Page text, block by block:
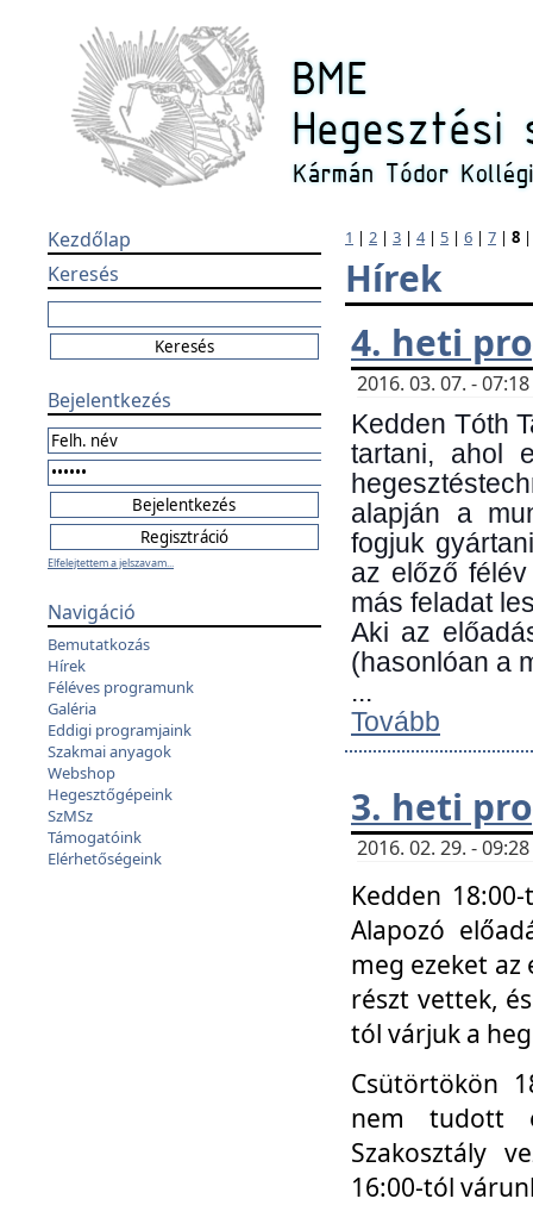
Kezdőlap
Keresés
Bejelentkezés
Elfelejtettem a jelszavam...
Navigáció
Bemutatkozás
Hírek
Féléves programunk
Galéria
Eddigi programjaink
Szakmai anyagok
Webshop
Hegesztőgépeink
SzMSz
Támogatóink
Elérhetőségeink
1 | 2 | 3 | 4| 5 | 6 | 7 | 8
Hírek
4. heti
2016. 03. 07. -
Kedden Tóth
tartani, ahol
alapján a
fogjuk
az előző
más feladat
Aki az
(hasonlóan a
...
Tovább
3. heti
2016. 02. 29. -
Kedden
Alapozó
meg ezeket
részt vettek,
tól várjuk a
Csütörtökön
nem tudott
Szakosztály
16:00-tól